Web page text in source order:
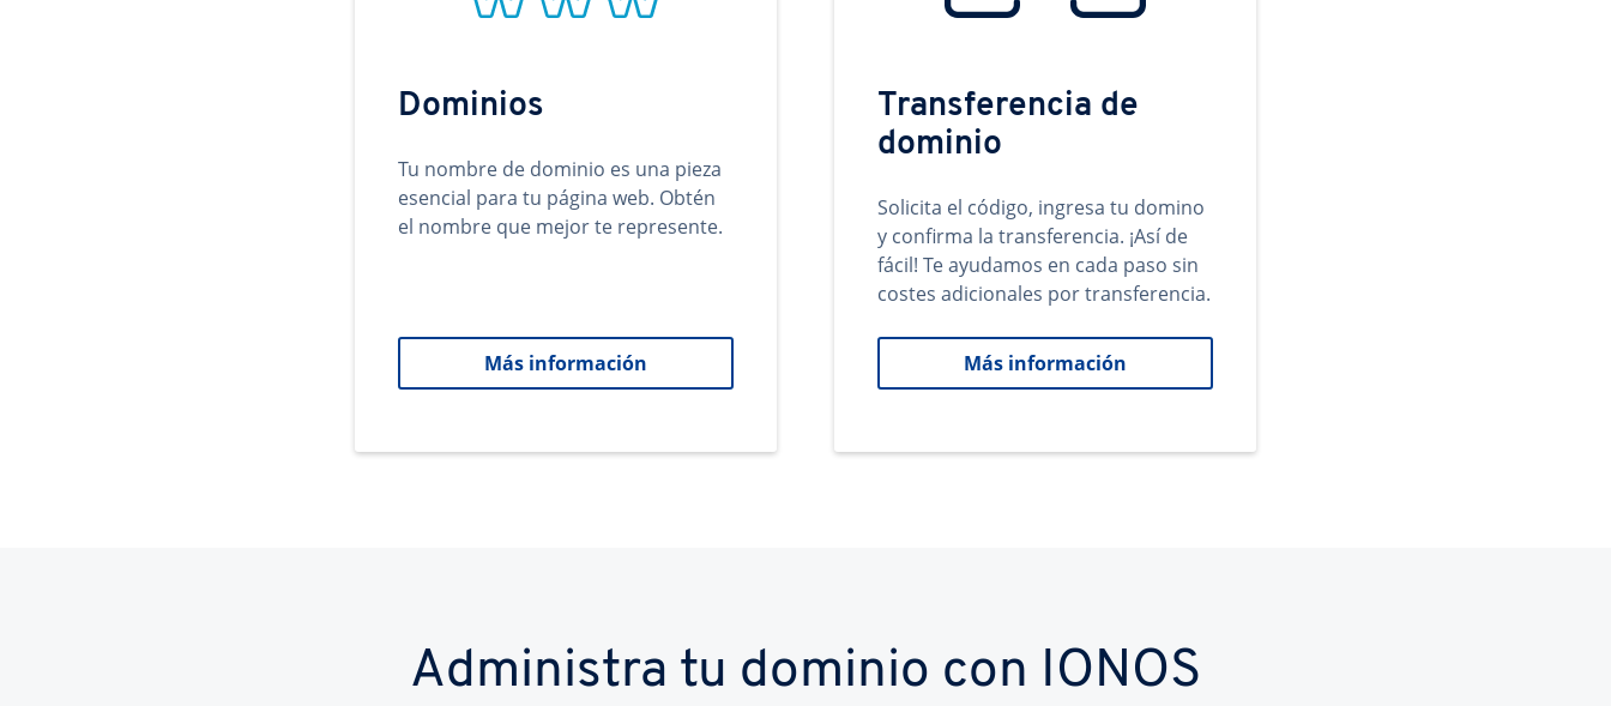
Dominios
Tu nombre de dominio es una pieza
esencial para tu página web. Obtén
el nombre que mejor te represente.
Más información
Transferencia de
dominio
Solicita el código, ingresa tu domino
y confirma la transferencia. ¡Así de
fácil! Te ayudamos en cada paso sin
costes adicionales por transferencia.
Más información
Administra tu dominio con IONOS